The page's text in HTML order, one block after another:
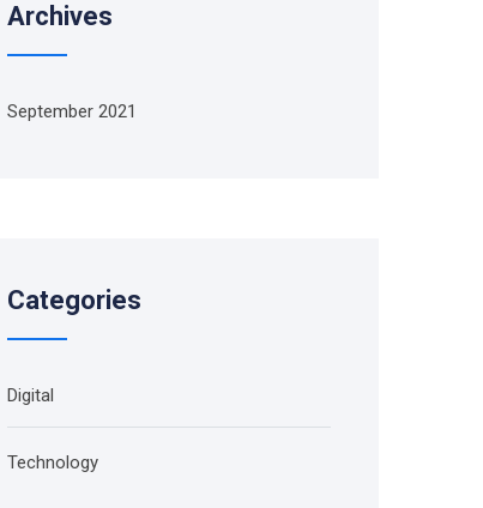
Archives
September 2021
Categories
Digital
Technology